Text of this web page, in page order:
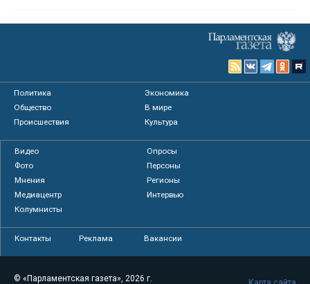
Политика
Экономика
Общество
В мире
Происшествия
Культура
Видео
Опросы
Фото
Персоны
Мнения
Регионы
Медиацентр
Интервью
Колумнисты
Контакты Реклама Вакансии
© «Парламентская газета», 2026 г.